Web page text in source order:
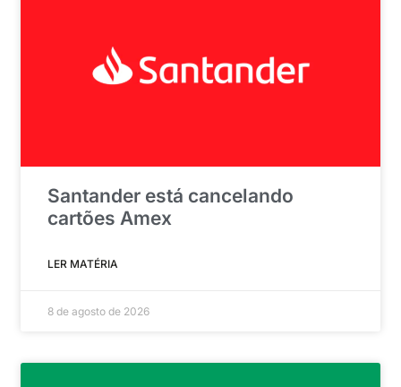
Santander está cancelando
cartões Amex
LER MATÉRIA
8 de agosto de 2026